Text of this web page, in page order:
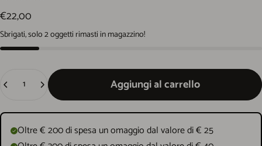
€22,00
Sbrigati, solo 2 oggetti rimasti in magazzino!
Aggiungi al carrello
Oltre € 200 di spesa un omaggio dal valore di € 25